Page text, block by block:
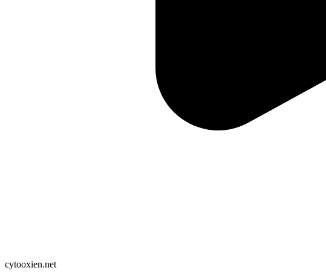
cytooxien.net